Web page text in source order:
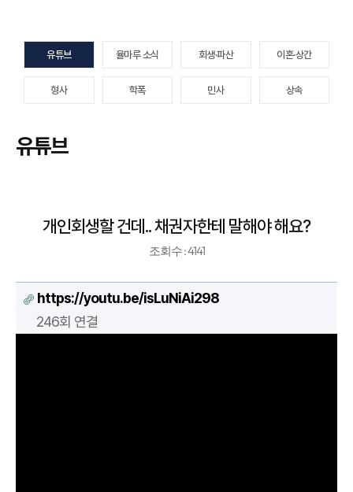
유튜브 율마루 소식 회생·파산 이혼·상간
형사 학폭 민사 상속
유튜브
개인회생할 건데.. 채권자한테 말해야 해요?
조회수 : 4141
https://youtu.be/isLuNiAi298
246회 연결